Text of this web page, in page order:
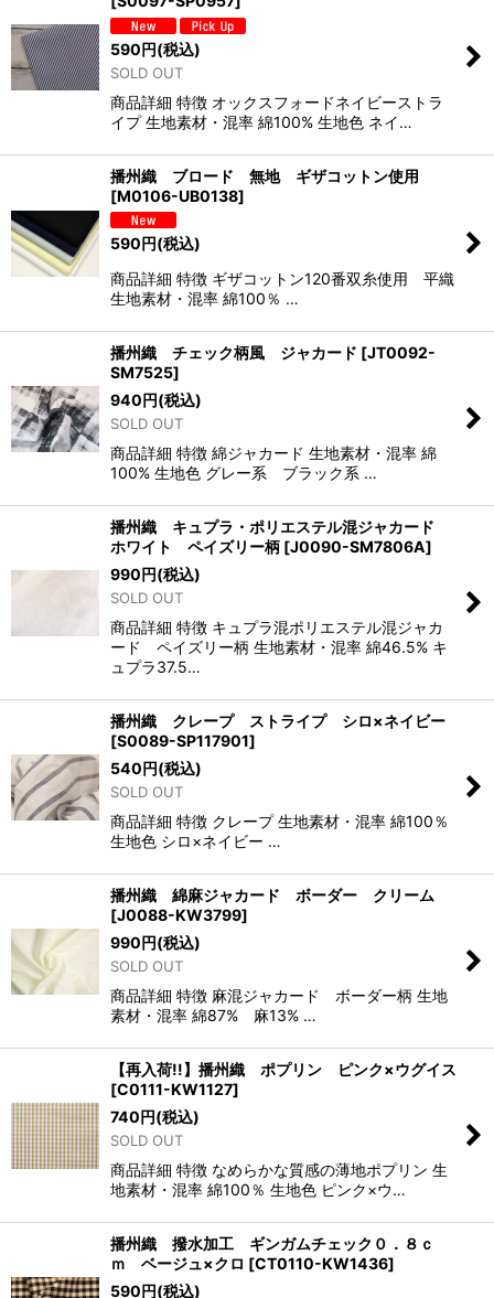
590円(税込)
SOLD OUT
商品詳細 特徴 オックスフォードネイビーストラ
イプ 生地素材・混率 綿100% 生地色 ネイ…
播州織 ブロード 無地 ギザコットン使用
[M0106-UB0138]
590円(税込)
商品詳細 特徴 ギザコットン120番双糸使用 平織
生地素材・混率 綿100％ …
播州織 チェック柄風 ジャカード [JT0092-
SM7525]
940円(税込)
SOLD OUT
商品詳細 特徴 綿ジャカード 生地素材・混率 綿
100% 生地色 グレー系 ブラック系 …
播州織 キュプラ・ポリエステル混ジャカード
ホワイト ペイズリー柄 [J0090-SM7806A]
990円(税込)
SOLD OUT
商品詳細 特徴 キュプラ混ポリエステル混ジャカ
ード ペイズリー柄 生地素材・混率 綿46.5% キ
ュプラ37.5…
播州織 クレープ ストライプ シロ×ネイビー
[S0089-SP117901]
540円(税込)
SOLD OUT
商品詳細 特徴 クレープ 生地素材・混率 綿100％
生地色 シロ×ネイビー …
播州織 綿麻ジャカード ボーダー クリーム
[J0088-KW3799]
990円(税込)
SOLD OUT
商品詳細 特徴 麻混ジャカード ボーダー柄 生地
素材・混率 綿87% 麻13% …
【再入荷!!】播州織 ポプリン ピンク×ウグイス
[C0111-KW1127]
740円(税込)
SOLD OUT
商品詳細 特徴 なめらかな質感の薄地ポプリン 生
地素材・混率 綿100％ 生地色 ピンク×ウ…
播州織 撥水加工 ギンガムチェック０．８ｃ
ｍ ベージュ×クロ [CT0110-KW1436]
590円(税込)